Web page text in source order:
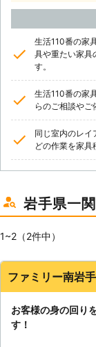
生活110番の家
具や重たい家具
す。
生活110番の家
らのご相談やご
同じ室内のレイ
どの作業を家具
岩手県一
1~2（2件中）
ファミリー南岩
お客様の身の回り
す！